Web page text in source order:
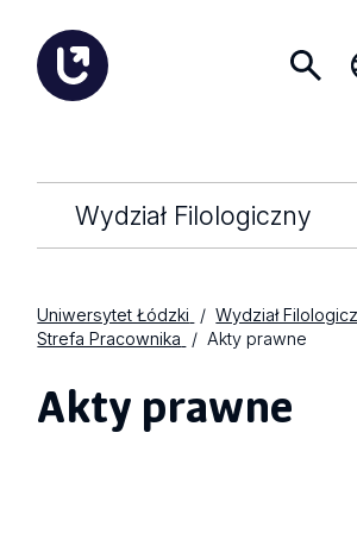
Wydział Filologiczny
Uniwersytet Łódzki
Wydział
Strefa Pracownika
Akty prawne
Akty prawne